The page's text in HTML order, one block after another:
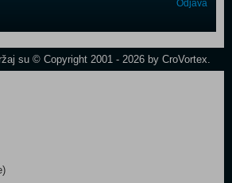
Odjava
su © Copyright 2001 - 2026 by CroVortex.